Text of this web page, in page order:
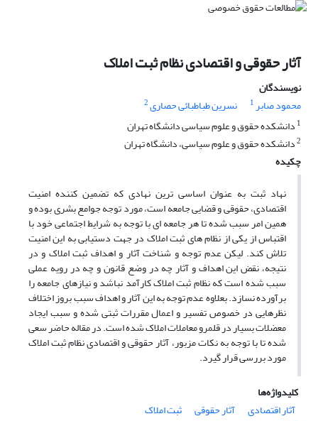
آثار حقوقی و اقتصادی نظام ثبت املاک
نویسندگان
محمود صابر1 نسرین طباطبائی حصاری2
1 دانشکده حقوق و علوم سیاسی دانشگاه تهران
2دانشکده حقوق و علوم سیاسی، دانشگاه تهران
چکیده
نهاد ثبت به عنوان اساسی ترین نهادی که تضمین کننده امنیت
اقتصادی، حقوقی و قضایی جامعه است، مورد توجه جوامع بشری بوده و
همین امر سبب شده تا هر جامعه ای با توجه به شرایط اجتماعی خود با
اقتباس از یکی از نظام های ثبت املاک در جهت دستیابی به این امنیت
تلاش کند. لیکن عدم توجه و شناخت آثار و اهداف ثبت املاک و در
نتیجه، نقض این اهداف و آثار چه در وضع قانون و چه در رویه عملی
سبب شده است که نظام ثبت املاک کارآمد نباشد و نیازهای جامعه را
برآورده نسازد. بعلاوه عدم توجه به این آثار و اهداف سبب بروز اختلاف
نظرهایی در خصوص تفسیر و اعمال مقررات ثبتی شده و سبب ایجاد
معضلات بسیار در قلمرو معاملات املاک شده است. در مقاله حاضر سعی
شده تا با توجه به نکات مزبور، آثار حقوقی و اقتصادی نظام ثبت املاک
مورد بررسی قرار گیرد.
کلیدواژه‌ها
آثار اقتصادی
آثار حقوقی
ثبت املاک